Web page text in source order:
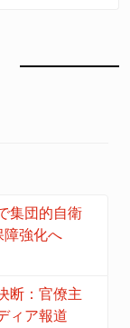
集団的自衛
強化へ
断：官僚主
ィア報道